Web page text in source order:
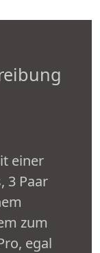
einer
3 Paar
zum
egal